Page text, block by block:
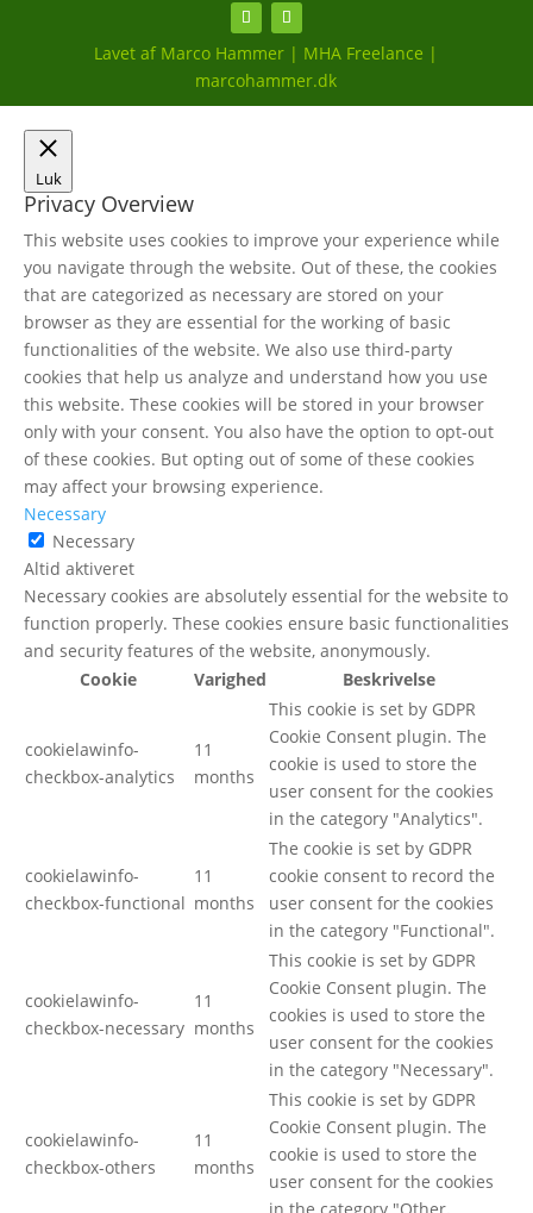
Lavet af Marco Hammer | MHA Freelance |
marcohammer.dk
Luk
Privacy Overview
This website uses cookies to improve your experience while
you navigate through the website. Out of these, the cookies
that are categorized as necessary are stored on your
browser as they are essential for the working of basic
functionalities of the website. We also use third-party
cookies that help us analyze and understand how you use
this website. These cookies will be stored in your browser
only with your consent. You also have the option to opt-out
of these cookies. But opting out of some of these cookies
may affect your browsing experience.
Necessary
Necessary
Altid aktiveret
Necessary cookies are absolutely essential for the website to
function properly. These cookies ensure basic functionalities
and security features of the website, anonymously.
Cookie
Varighed Beskrivelse
cookielawinfo-
checkbox-analytics
11
months
This cookie is set by GDPR
Cookie Consent plugin. The
cookie is used to store the
user consent for the cookies
in the category "Analytics".
cookielawinfo-
checkbox-functional
11
months
The cookie is set by GDPR
cookie consent to record the
user consent for the cookies
in the category "Functional".
cookielawinfo-
checkbox-necessary
11
months
This cookie is set by GDPR
Cookie Consent plugin. The
cookies is used to store the
user consent for the cookies
in the category "Necessary".
cookielawinfo-
checkbox-others
11
months
This cookie is set by GDPR
Cookie Consent plugin. The
cookie is used to store the
user consent for the cookies